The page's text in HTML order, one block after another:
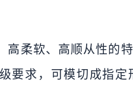
柔软、高顺从性的
求，可模切成指定